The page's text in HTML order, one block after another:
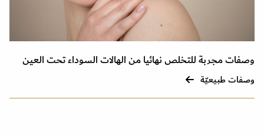
وصفات مجربة للتخلص نهائيا من الهالات السوداء تحت العين
وصفات طبيعيّة